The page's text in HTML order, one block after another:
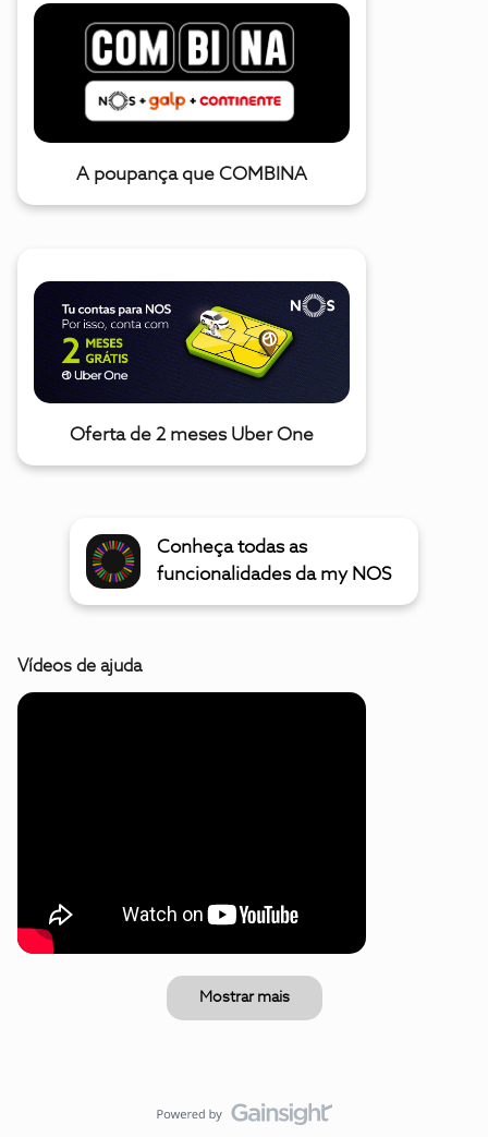
A poupança que COMBINA
Oferta de 2 meses Uber One
Conheça todas as
funcionalidades da my NOS
Vídeos de ajuda
Mostrar mais